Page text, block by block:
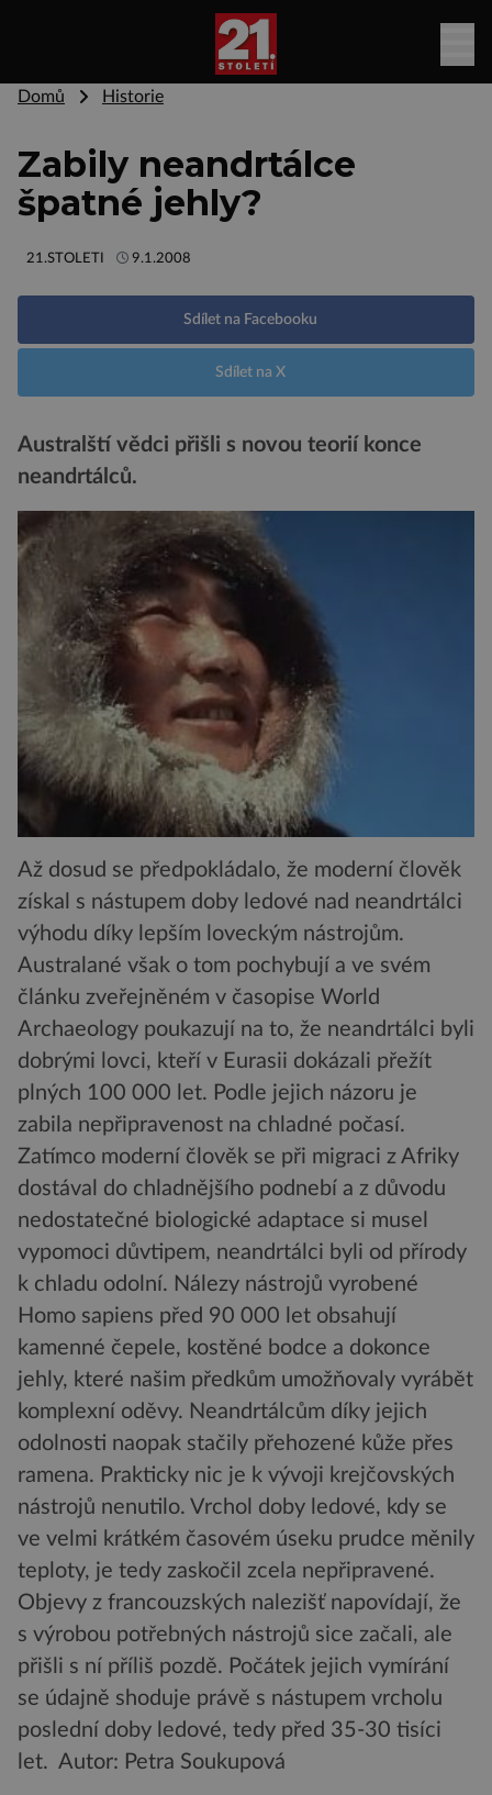
Domů Historie
Zabily neandrtálce
špatné jehly?
21.STOLETI 9.1.2008
Sdílet na Facebooku
Sdílet na X
Australští vědci přišli s novou teorií konce
neandrtálců.
Až dosud se předpokládalo, že moderní člověk
získal s nástupem doby ledové nad neandrtálci
výhodu díky lepším loveckým nástrojům.
Australané však o tom pochybují a ve svém
článku zveřejněném v časopise World
Archaeology poukazují na to, že neandrtálci byli
dobrými lovci, kteří v Eurasii dokázali přežít
plných 100 000 let. Podle jejich názoru je
zabila nepřipravenost na chladné počasí.
Zatímco moderní člověk se při migraci z Afriky
dostával do chladnějšího podnebí a z důvodu
nedostatečné biologické adaptace si musel
vypomoci důvtipem, neandrtálci byli od přírody
k chladu odolní. Nálezy nástrojů vyrobené
Homo sapiens před 90 000 let obsahují
kamenné čepele, kostěné bodce a dokonce
jehly, které našim předkům umožňovaly vyrábět
komplexní oděvy. Neandrtálcům díky jejich
odolnosti naopak stačily přehozené kůže přes
ramena. Prakticky nic je k vývoji krejčovských
nástrojů nenutilo. Vrchol doby ledové, kdy se
ve velmi krátkém časovém úseku prudce měnily
teploty, je tedy zaskočil zcela nepřipravené.
Objevy z francouzských nalezišť napovídají, že
s výrobou potřebných nástrojů sice začali, ale
přišli s ní příliš pozdě. Počátek jejich vymírání
se údajně shoduje právě s nástupem vrcholu
poslední doby ledové, tedy před 35-30 tisíci
let. Autor: Petra Soukupová